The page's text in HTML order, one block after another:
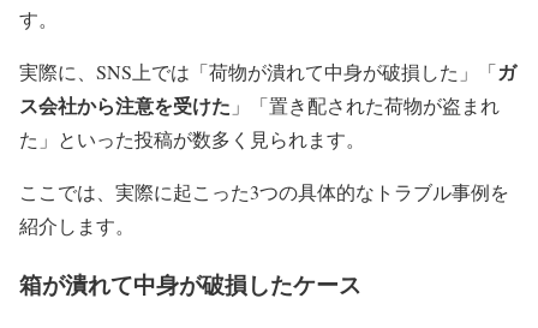
す。
実際に、SNS上では「荷物が潰れて中身が破損した」「ガ
ス会社から注意を受けた 」「置き配された荷物が盗まれ
た」といった投稿が数多く見られます。
ここでは、実際に起こった3つの具体的なトラブル事例を
紹介します。
箱が潰れて中身が破損したケース